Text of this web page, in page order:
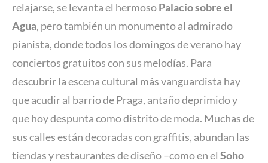
relajarse, se levanta el hermosoPalacio sobre el
Agua, pero también un monumento al admirado
pianista, donde todos los domingos de verano hay
conciertos gratuitos con sus melodías. Para
descubrir la escena cultural más vanguardista hay
que acudir al barrio de Praga, antaño deprimido y
que hoy despunta como distrito de moda. Muchas de
sus calles están decoradas con graffitis, abundan las
tiendas y restaurantes de diseño –como en el Soho